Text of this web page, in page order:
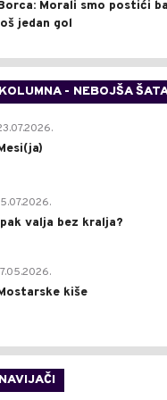
Morali smo postići
jedan gol
KOLUMNA - NEBOJŠA
valja bez kralja?
kiše
NAVIJAČI